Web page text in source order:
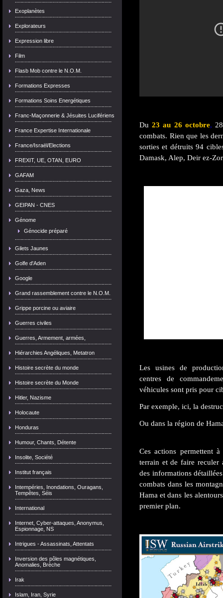
Exoplanètes
Explorateurs
Expression libre
Film
Flasb Mob contre le N.O.M.
Formations Expresses
Formations Soins Energétiques
Franc-Maçonnerie & Jésuites Lucifériens
France Expertise Internationale
France/Israël/Elections
FREXIT, UE, OTAN, EURO
GAFAM
Gaza, News
GEIPAN - CNES
Génome
Génocide préparé
Gilets Jaunes
Golfe d'Aden
Google
Grand rassemblement contre le N.O.M.
Grippe porcine ou aviaire
Guerres civiles
Guerres, Armement, armées,
Hiérarchies Angéliques, Metatron
Histoire secrète du monde
Histoire secrète du Monde
Hitler, Nazisme
Holocaute
Honduras
Humour, Chants, Détente
Insolite, Société
Institut français
Intempéries, Inondations, Ouragans,
Tempêtes, Séis
International
Internet, Cyber-attaques, Anonymus,
Espionnage, NS
Intrigues - Assassinats, Attentats
Inversion des pôles magnétiques,
Anomalies, Brèche
Irak
Islam, Iran, Syrie
Du 23 au 26 octobre,
combats. Rien que les
sorties et détruits 94
Damask, Alep, Deir ez-
Les usines de
centres de
véhicules sont pris pour
Par exemple, ici, la
Ou dans la région de
Ces actions permettent à
terrain et de faire reculer
des informations détaillées
combats dans les
Hama et dans les
premier plan.